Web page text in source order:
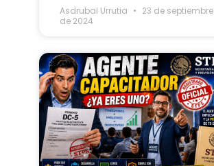
Asdrubal Urrutia
23 de septiembre
de 2024